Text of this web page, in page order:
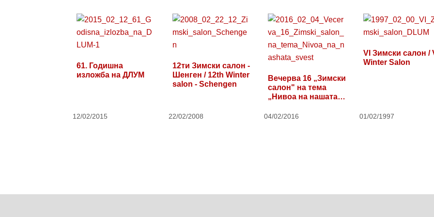
61. Годишна
изложба на ДЛУМ
12/02/2015
12ти Зимски салон -
Шенген / 12th Winter
salon - Schengen
22/02/2008
Вечерва 16 „Зимски
салон" на тема
„Нивоа на нашата
04/02/2016
VI Зимски салон /
Winter Salon
01/02/1997